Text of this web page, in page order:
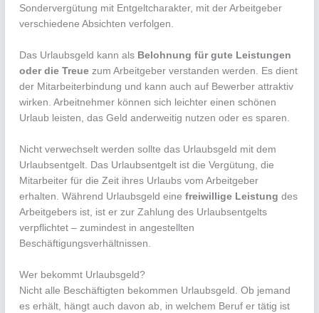
Sondervergütung mit Entgeltcharakter, mit der Arbeitgeber
verschiedene Absichten verfolgen.
Das Urlaubsgeld kann als Belohnung für gute Leistungen
oder die Treue zum Arbeitgeber verstanden werden. Es dient
der Mitarbeiterbindung und kann auch auf Bewerber attraktiv
wirken. Arbeitnehmer können sich leichter einen schönen
Urlaub leisten, das Geld anderweitig nutzen oder es sparen.
Nicht verwechselt werden sollte das Urlaubsgeld mit dem
Urlaubsentgelt. Das Urlaubsentgelt ist die Vergütung, die
Mitarbeiter für die Zeit ihres Urlaubs vom Arbeitgeber
erhalten. Während Urlaubsgeld einefreiwillige Leistung des
Arbeitgebers ist, ist er zur Zahlung des Urlaubsentgelts
verpflichtet – zumindest in angestellten
Beschäftigungsverhältnissen.
Wer bekommt Urlaubsgeld?
Nicht alle Beschäftigten bekommen Urlaubsgeld. Ob jemand
es erhält, hängt auch davon ab, in welchem Beruf er tätig ist